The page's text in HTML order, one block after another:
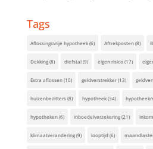
Tags
Aflossingsvrije hypotheek(6) Aftrekposten(8)
Dekking(8) diefstal(9) eigen risico(17)
Extra aflossen(10) geldverstrekker(13)
huizenbezitters(8) hypotheek(34)
hypotheken(6) inboedelverzekering(21)
klimaatverandering(9) looptijd(6)